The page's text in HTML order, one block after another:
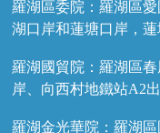
羅湖區委院：羅湖區
湖口岸和蓮塘口岸，
羅湖國貿院：羅湖區
岸、向西村地鐵站A2
羅湖金光華院：羅湖